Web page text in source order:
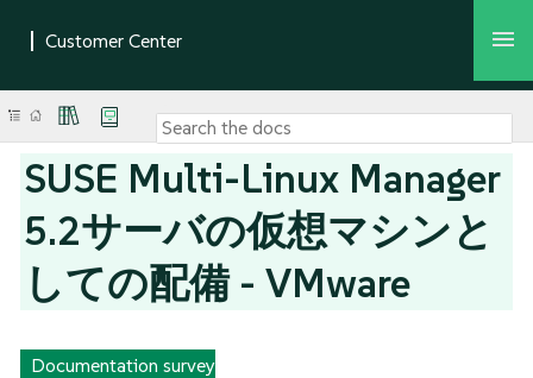
SUSE Multi-Linux Manager
5.2サーバの仮想マシンと
しての配備 - VMware
Documentation survey